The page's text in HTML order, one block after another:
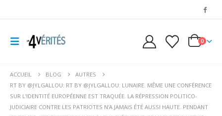
0
ACCUEIL BLOG
AUTRES
RT BY @JYLGALLOU: RT BY @JYLGALLOU: LUNAIRE. MÊME UNE CONFÉRENCE
SUR L’IDENTITÉ EUROPÉENNE EST TRAQUÉE. LA RÉPRESSION POLITICO-
JUDICIAIRE CONTRE LES PATRIOTES N’A JAMAIS ÉTÉ AUSSI HAUTE. PENDANT